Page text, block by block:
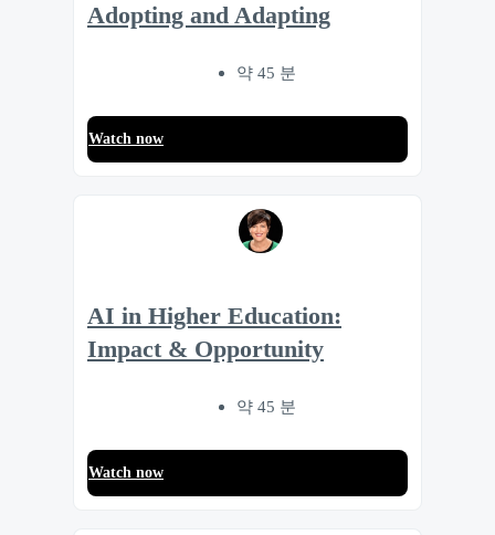
Adopting and Adapting
약 45 분
Watch now
AI in Higher Education:
Impact & Opportunity
약 45 분
Watch now